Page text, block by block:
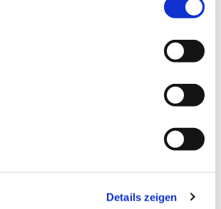
Details zeigen